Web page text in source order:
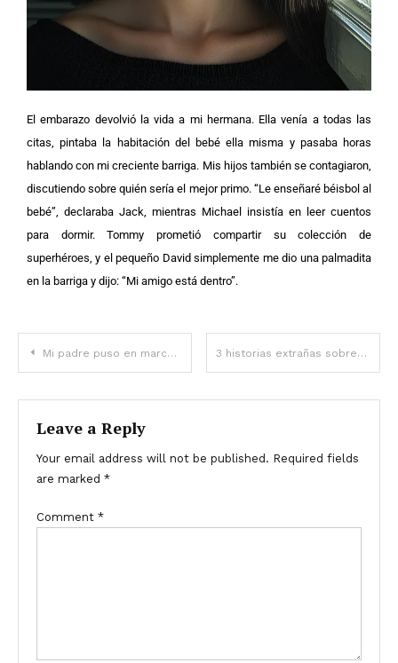
El embarazo devolvió la vida a mi hermana. Ella venía a todas las
citas, pintaba la habitación del bebé ella misma y pasaba horas
hablando con mi creciente barriga. Mis hijos también se contagiaron,
discutiendo sobre quién sería el mejor primo. “Le enseñaré béisbol al
bebé”, declaraba Jack, mientras Michael insistía en leer cuentos
para dormir. Tommy prometió compartir su colección de
superhéroes, y el pequeño David simplemente me dio una palmadita
en la barriga y dijo: “Mi amigo está dentro”.
Mi padre puso en marcha un plan sucio mientras mi madre estaba en el hospital – Historia del día 3 historias extrañas sobre cómo la muerte de un ser querido reveló secretos terribles
Leave a Reply
Your email address will not be published. Required fields
are marked *
Comment *